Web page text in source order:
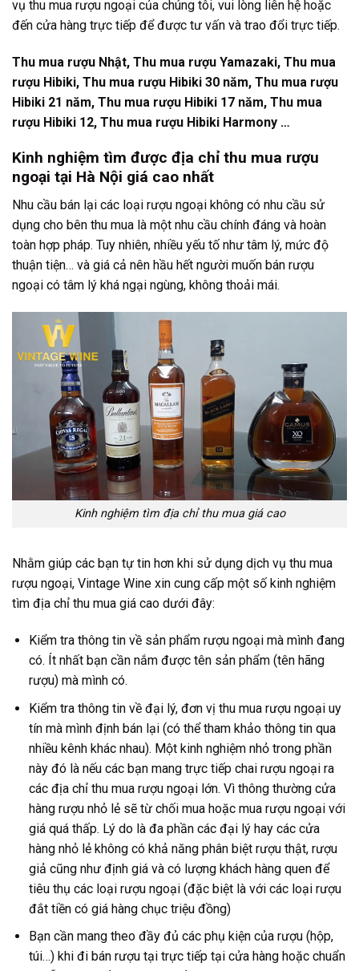
vụ thu mua rượu ngoại của chúng tôi, vui lòng liên hệ hoặc
đến cửa hàng trực tiếp để được tư vấn và trao đổi trực tiếp.
Thu mua rượu Nhật, Thu mua rượu Yamazaki, Thu mua
rượu Hibiki, Thu mua rượu Hibiki 30 năm, Thu mua rượu
Hibiki 21 năm, Thu mua rượu Hibiki 17 năm, Thu mua
rượu Hibiki 12, Thu mua rượu Hibiki Harmony …
Kinh nghiệm tìm được địa chỉ thu mua rượu
ngoại tại Hà Nội giá cao nhất
Nhu cầu bán lại các loại rượu ngoại không có nhu cầu sử
dụng cho bên thu mua là một nhu cầu chính đáng và hoàn
toàn hợp pháp. Tuy nhiên, nhiều yếu tố như tâm lý, mức độ
thuận tiện… và giá cả nên hầu hết người muốn bán rượu
ngoại có tâm lý khá ngại ngùng, không thoải mái.
Kinh nghiệm tìm địa chỉ thu mua giá cao
Nhằm giúp các bạn tự tin hơn khi sử dụng dịch vụ thu mua
rượu ngoại, Vintage Wine xin cung cấp một số kinh nghiệm
tìm địa chỉ thu mua giá cao dưới đây:
Kiểm tra thông tin về sản phẩm rượu ngoại mà mình đang
có. Ít nhất bạn cần nắm được tên sản phẩm (tên hãng
rượu) mà mình có.
Kiểm tra thông tin về đại lý, đơn vị thu mua rượu ngoại uy
tín mà mình định bán lại (có thể tham khảo thông tin qua
nhiều kênh khác nhau). Một kinh nghiệm nhỏ trong phần
này đó là nếu các bạn mang trực tiếp chai rượu ngoại ra
các địa chỉ thu mua rượu ngoại lớn. Vì thông thường cửa
hàng rượu nhỏ lẻ sẽ từ chối mua hoặc mua rượu ngoại với
giá quá thấp. Lý do là đa phần các đại lý hay các cửa
hàng nhỏ lẻ không có khả năng phân biệt rượu thật, rượu
giả cũng như định giá và có lượng khách hàng quen để
tiêu thụ các loại rượu ngoại (đặc biệt là với các loại rượu
đắt tiền có giá hàng chục triệu đồng)
Bạn cần mang theo đầy đủ các phụ kiện của rượu (hộp,
túi…) khi đi bán rượu tại trực tiếp tại cửa hàng hoặc chuẩn